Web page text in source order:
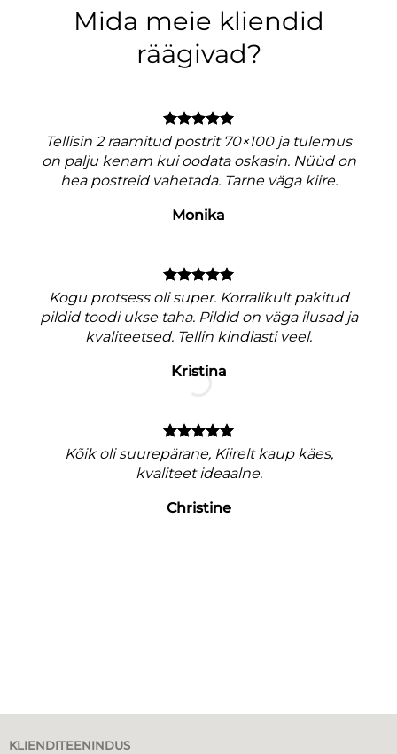
Mida meie kliendid
räägivad?
Tellisin 2 raamitud postrit 70×100 ja tulemus
on palju kenam kui oodata oskasin. Nüüd on
hea postreid vahetada. Tarne väga kiire.
Monika
Kogu protsess oli super. Korralikult pakitud
pildid toodi ukse taha. Pildid on väga ilusad ja
kvaliteetsed. Tellin kindlasti veel.
Kristina
Kõik oli suurepärane, Kiirelt kaup käes,
kvaliteet ideaalne.
Christine
KLIENDITEENINDUS